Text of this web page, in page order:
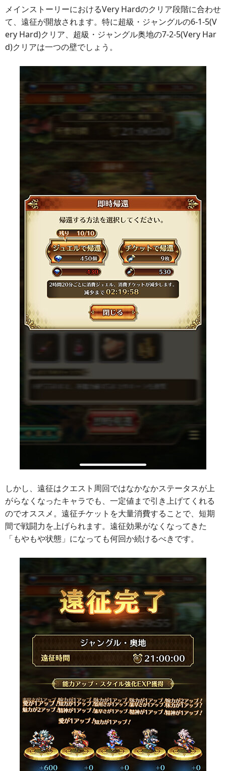
メインストーリーにおけるVery Hardのクリア段階に合わせ
て、遠征が開放されます。特に超級・ジャングルの6-1-5(V
ery Hard)クリア、超級・ジャングル奥地の7-2-5(Very Har
d)クリアは一つの壁でしょう。
しかし、遠征はクエスト周回ではなかなかステータスが上
がらなくなったキャラでも、一定値まで引き上げてくれる
のでオススメ。遠征チケットを大量消費することで、短期
間で戦闘力を上げられます。遠征効果がなくなってきた
「もやもや状態」になっても何回か続けるべきです。